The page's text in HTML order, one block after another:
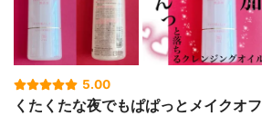
5.00
くたくたな夜でもぱぱっとメイクオ